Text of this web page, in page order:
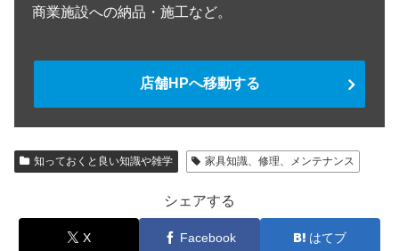
商業施設への納品・施工など。
店舗HPへ移動する
知っておくと良い知識や雑学 家具知識、修理、メンテナンス
シェアする
X Facebook はてブ